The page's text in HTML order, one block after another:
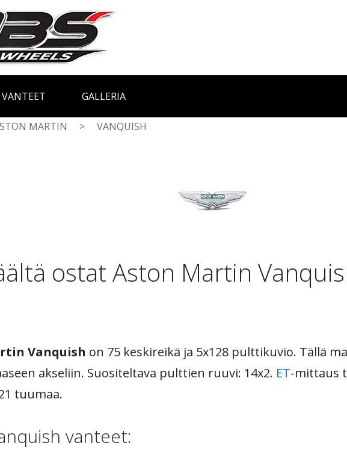
VANTEET GALLERIA
MARTIN > VANQUISH
ostat Aston Martin
Vanquish on 75 keskireikä ja 5x128 pulttikuvio. Tällä
akseliin. Suositeltava pulttien ruuvi: 14x2. ET-mittaus
tuumaa.
vanteet: